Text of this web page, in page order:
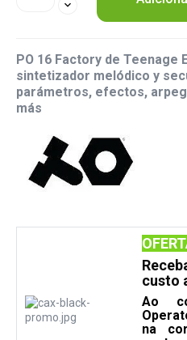
PO 16 Factory de Teenage
sintetizador melódico y
parámetros, efectos,
más
custo
Ao
na